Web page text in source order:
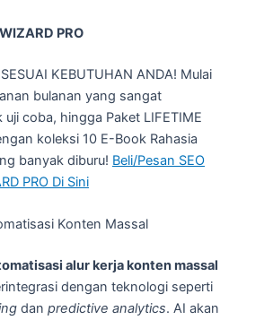
PRO
KEBUTUHAN ANDA! Mulai
bulanan yang sangat
coba, hingga Paket LIFETIME
koleksi 10 E-Book Rahasia
banyak diburu! Beli/Pesan SEO
PRO Di Sini
Konten Massal
alur kerja konten massal
dengan teknologi seperti
dan predictive analytics. AI akan